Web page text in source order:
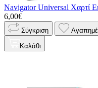
Navigator Universal Χαρτί
6,00€
Σύγκριση
Καλάθι